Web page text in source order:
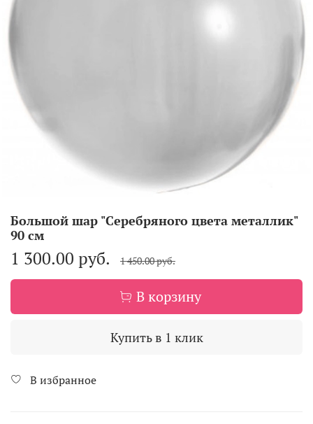
Большой шар "Серебряного цвета металлик"
90 см
1 300.00 руб. 1 450.00 руб.
В корзину
Купить в 1 клик
В избранное